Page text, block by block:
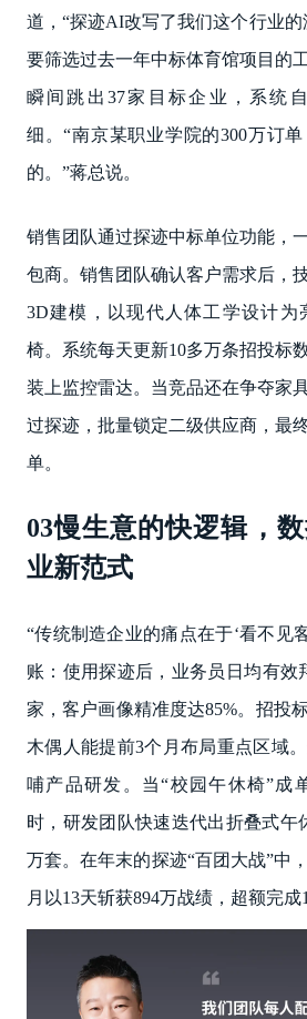
道，“探迹AI改写了我们这个行业
要筛选过去一年中标体育馆项目的
瞬间跳出37家目标企业，系统
细。“南京某职业学院的300万订
的。”蒋总说。
销售团队通过探迹中标单位功能，
包商。销售团队确认客户需求后，
3D建模，以现代人体工学设计为
椅。系统每天更新10多万条招投标
装上监控雷达。当竞品还在争夺家
过探迹，批量锁定二级供应商，最
单。
03慢生意的快逻辑，
业新范式
“传统制造企业的痛点在于‘看不见
账：使用探迹后，业务员日均有效
家，客户画像精准度达85%。招投
木偶人能提前3个月布局重点区域
哺产品研发。当“校园午休椅”成
时，研发团队快速迭代出折叠式午
万套。在年末的探迹“百团大战”中
月以13天斩获894万战绩，超额完成